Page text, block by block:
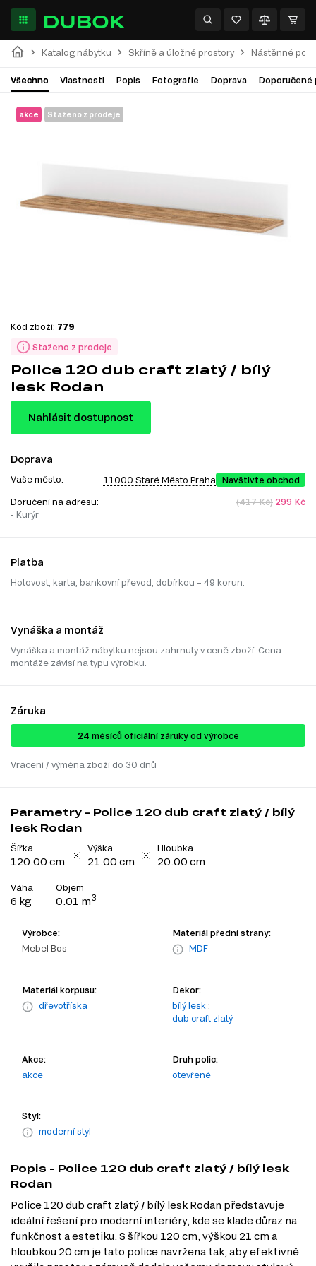
Katalog nábytku Skříně a úložné prostory Nástěnné
Všechno Vlastnosti Popis Fotografie Doprava Doporučené
akce Staženo z prodeje
Staženo z prodeje
Kód zboží: 779
Police 120 dub craft zlatý / bílý
lesk Rodan
Nahlásit dostupnost
Doprava
Vaše město: 11000 Staré Město Praha Navštivte obchod
Doručení na adresu:
- Kurýr
(417 Kč) 299 Kč
Platba
Hotovost, karta, bankovní převod, dobírkou – 49 korun.
Vynáška a montáž
Vynáška a montáž nábytku nejsou zahrnuty v ceně zboží. Cena
montáže závisí na typu výrobku.
Záruka
24 ​​​​měsíců oficiální záruky od výrobce
Vrácení / výměna zboží do 30 dnů
Parametry - Police 120 dub craft zlatý / bílý
lesk Rodan
Šířka
120.00 cm
Výška
21.00 cm
Hloubka
20.00 cm
Váha
6 kg
Objem
0.01 m3
Výrobce:
Mebel Bos
Materiál přední strany:
MDF
Materiál korpusu:
dřevotříska
Dekor:
bílý lesk ;
dub craft zlatý
Akce:
akce
Druh polic:
otevřené
Styl:
moderní styl
Popis - Police 120 dub craft zlatý / bílý lesk
Rodan
Police 120 dub craft zlatý / bílý lesk Rodan představuje
ideální řešení pro moderní interiéry, kde se klade důraz na
funkčnost a estetiku. S šířkou 120 cm, výškou 21 cm a
hloubkou 20 cm je tato police navržena tak, aby efektivně